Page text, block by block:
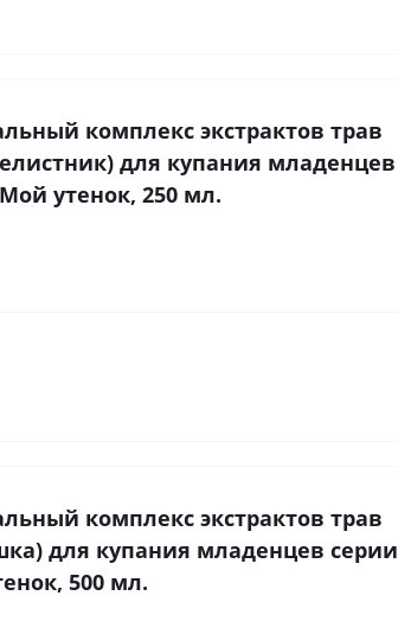
комплекс экстрактов трав
для купания младенцев
утенок, 250 мл.
комплекс экстрактов трав
для купания младенцев серии
500 мл.